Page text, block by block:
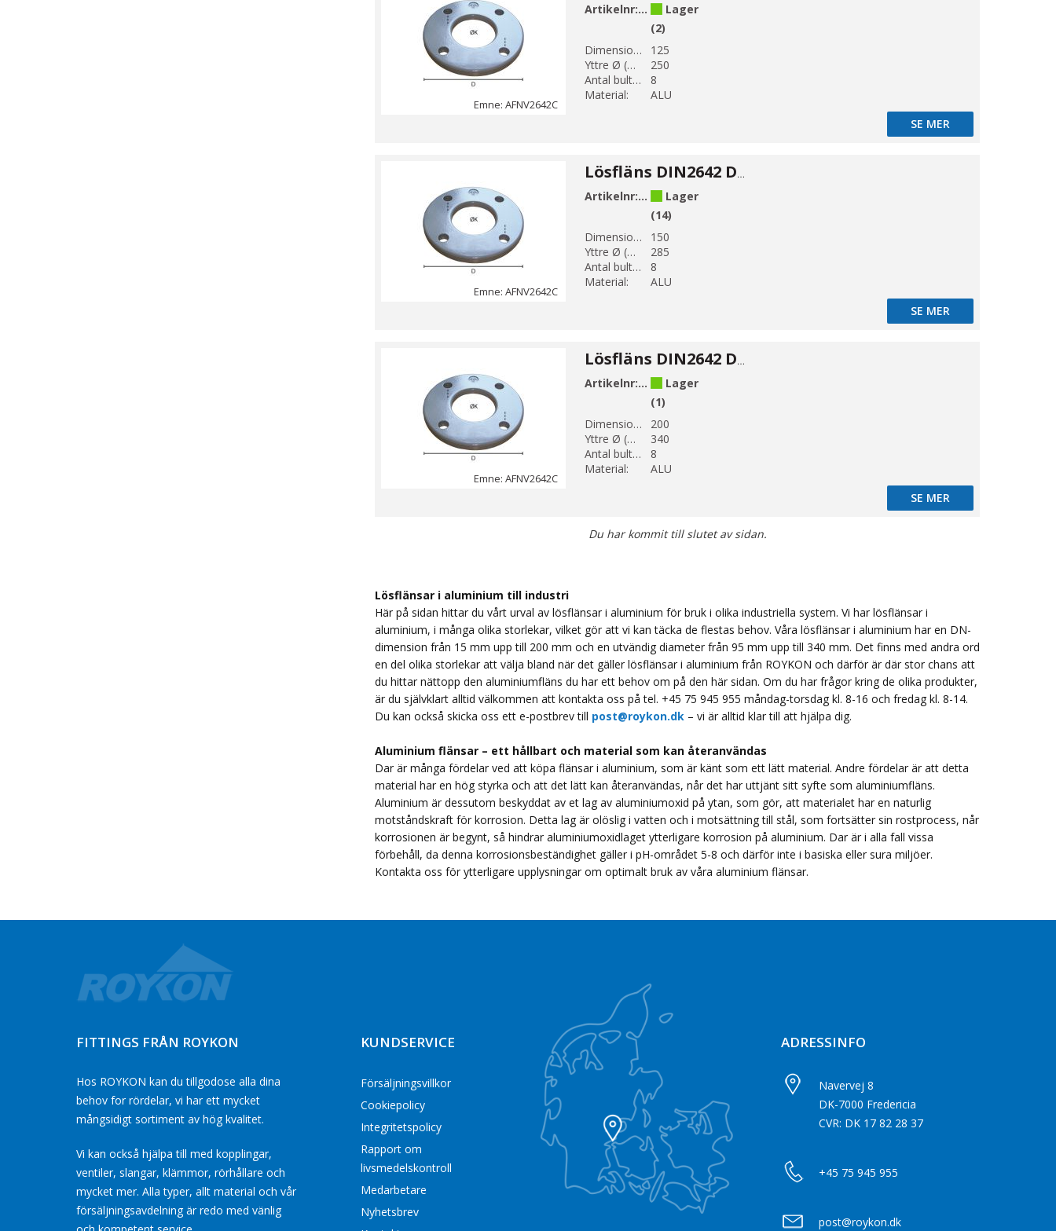
Emne: AFNV2642C
Artikelnr:AFNV2642125-COAT
Lager
(2)
Dimension DN 1:
125
Yttre Ø (mm):
250
Antal bulthål:
8
Material:
ALU
SE MER
Emne: AFNV2642C
Lösfläns DIN2642 DN150 168,3
Artikelnr:AFNV2642150-COAT
Lager
(14)
Dimension DN 1:
150
Yttre Ø (mm):
285
Antal bulthål:
8
Material:
ALU
SE MER
Emne: AFNV2642C
Lösfläns DIN2642 DN200 219,1
Artikelnr:AFNV2642200-COAT
Lager
(1)
Dimension DN 1:
200
Yttre Ø (mm):
340
Antal bulthål:
8
Material:
ALU
SE MER
Du har kommit till slutet av sidan.
Lösflänsar i aluminium till industri
Här på sidan hittar du vårt urval av lösflänsar i aluminium för bruk i olika industriella system. Vi har lösflänsar i
aluminium, i många olika storlekar, vilket gör att vi kan täcka de flestas behov. Våra lösflänsar i aluminium har en DN-
dimension från 15 mm upp till 200 mm och en utvändig diameter från 95 mm upp till 340 mm. Det finns med andra ord
en del olika storlekar att välja bland när det gäller lösflänsar i aluminium från ROYKON och därför är där stor chans att
du hittar nättopp den aluminiumfläns du har ett behov om på den här sidan. Om du har frågor kring de olika produkter,
är du självklart alltid välkommen att kontakta oss på tel. +45 75 945 955 måndag-torsdag kl. 8-16 och fredag kl. 8-14.
Du kan också skicka oss ett e-postbrev till post@roykon.dk – vi är alltid klar till att hjälpa dig.
Aluminium flänsar – ett hållbart och material som kan återanvändas
Dar är många fördelar ved att köpa flänsar i aluminium, som är känt som ett lätt material. Andre fördelar är att detta
material har en hög styrka och att det lätt kan återanvändas, når det har uttjänt sitt syfte som aluminiumfläns.
Aluminium är dessutom beskyddat av et lag av aluminiumoxid på ytan, som gör, att materialet har en naturlig
motståndskraft för korrosion. Detta lag är olöslig i vatten och i motsättning till stål, som fortsätter sin rostprocess, når
korrosionen är begynt, så hindrar aluminiumoxidlaget ytterligare korrosion på aluminium. Dar är i alla fall vissa
förbehåll, da denna korrosionsbeständighet gäller i pH-området 5-8 och därför inte i basiska eller sura miljöer.
Kontakta oss för ytterligare upplysningar om optimalt bruk av våra aluminium flänsar.
FITTINGS FRÅN ROYKON
Hos ROYKON kan du tillgodose alla dina
behov for rördelar, vi har ett mycket
mångsidigt sortiment av hög kvalitet.
Vi kan också hjälpa till med kopplingar,
ventiler, slangar, klämmor, rörhållare och
mycket mer. Alla typer, allt material och vår
försäljningsavdelning är redo med vänlig
KUNDSERVICE
Försäljningsvillkor
Cookiepolicy
Integritetspolicy
Rapport om
livsmedelskontroll
Medarbetare
Nyhetsbrev
ADRESSINFO
Navervej 8
DK-7000 Fredericia
CVR: DK 17 82 28 37
+45 75 945 955
post@roykon.dk